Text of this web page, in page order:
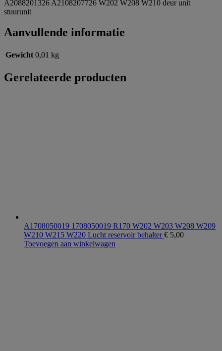
A2088201326 A2108207726 W202 W208 W210 deur unit
stuurunit
Aanvullende informatie
Gewicht 0,01 kg
Gerelateerde producten
A1708050019 1708050019 R170 W202 W203 W208 W209
W210 W215 W220 Lucht reservoir behalter€ 5,00
Toevoegen aan winkelwagen